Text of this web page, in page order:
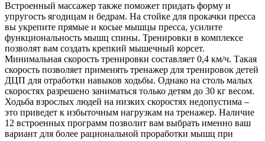
Встроенный массажер также поможет придать форму и
упругость ягодицам и бедрам. На стойке для прокачки пресса
вы укрепите прямые и косые мышцы пресса, усилите
функциональность мышц спины. Тренировки в комплексе
позволят вам создать крепкий мышечный корсет.
Минимальная скорость тренировки составляет 0,4 км/ч. Такая
скорость позволяет применять тренажер для тренировок детей
ДЦП для отработки навыков ходьбы. Однако на столь малых
скоростях разрешено заниматься только детям до 30 кг весом.
Ходьба взрослых людей на низких скоростях недопустима –
это приведет к избыточным нагрузкам на тренажер. Наличие
12 встроенных программ позволит вам выбрать именно ваш
вариант для более рациональной проработки мышц при